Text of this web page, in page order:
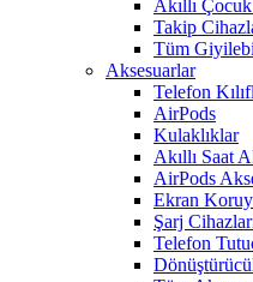
Akıllı
Takip
Tüm
Aksesuarlar
Telefon
AirPods
Kulaklıklar
Akıllı Saat
AirPods
Ekran
Şarj
Telefon